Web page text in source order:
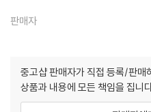
판매자
중고샵 판매자가 직접 등록/판매
상품과 내용에 모든 책임을 집니